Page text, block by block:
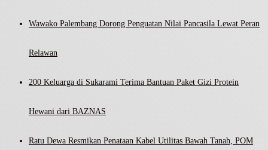
Wawako Palembang Dorong Penguatan Nilai Pancasila Lewat Peran
Relawan
200 Keluarga di Sukarami Terima Bantuan Paket Gizi Protein
Hewani dari BAZNAS
Ratu Dewa Resmikan Penataan Kabel Utilitas Bawah Tanah, POM